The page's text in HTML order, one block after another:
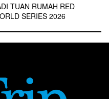
TUAN RUMAH RED
SERIES 2026